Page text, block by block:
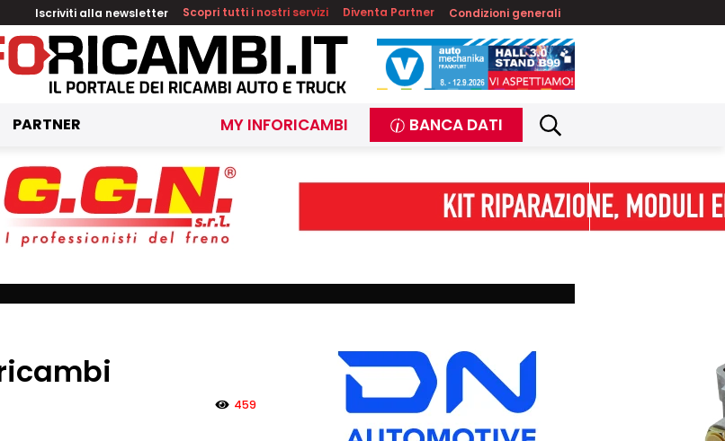
Iscriviti alla newsletter Scopri tutti i nostri servizi Diventa Partner Condizioni generali
PARTNER MY INFORICAMBI BANCA DATI
459